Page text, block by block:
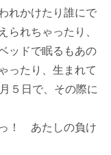
れかけたり誰にで
られちゃったり、
ッドで眠るもあの
ったり、生まれて
５日で、その際に
！ あたしの負け